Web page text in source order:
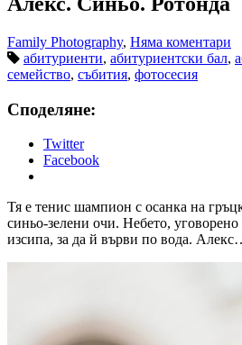
Family Photography, Няма коментари
абитуриенти, абитуриентски бал,
семейство, събития, фотосесия
Споделяне:
Twitter
Facebook
Тя е тенис шампион с осанка на
синьо-зелени очи. Небето, уговорено
изсипа, за да й върви по вода.